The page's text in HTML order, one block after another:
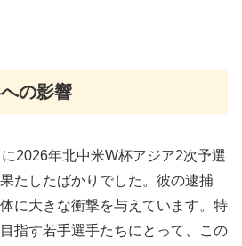
の影響
2026年北中米W杯アジア2次予選
たしたばかりでした。彼の逮捕
に大きな衝撃を与えています。特
指す若手選手たちにとって、この